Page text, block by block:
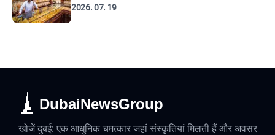
2026. 07. 19
DubaiNewsGroup
खोजें दुबई: एक आधुनिक चमत्कार जहां संस्कृतियां मिलती हैं और अवसर